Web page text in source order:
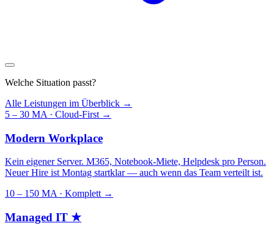
Welche Situation passt?
Alle Leistungen im Überblick →
5 – 30 MA · Cloud-First →
Modern Workplace
Kein eigener Server. M365, Notebook-Miete, Helpdesk pro Person.
Neuer Hire ist Montag startklar — auch wenn das Team verteilt ist.
10 – 150 MA · Komplett →
Managed IT ★